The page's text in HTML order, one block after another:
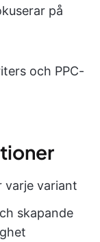
på
och PPC-
variant
skapande